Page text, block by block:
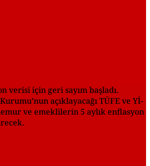
verisi için geri sayım başladı.
açıklayacağı TÜFE ve Yİ-
ve emeklilerin 5 aylık enflasyon